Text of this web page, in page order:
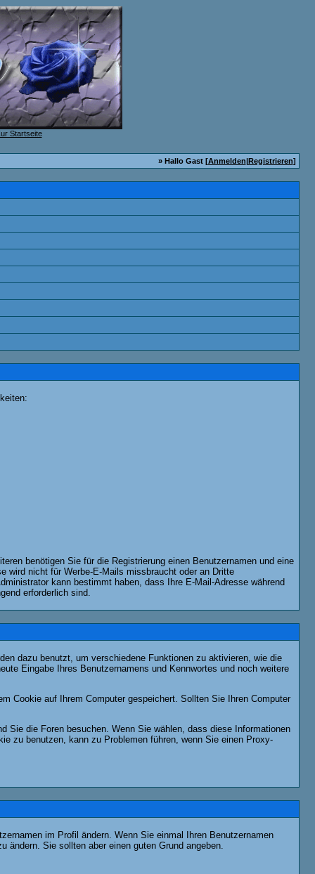
» Hallo Gast [Anmelden|Registrieren]
benötigen Sie für die Registrierung einen Benutzernamen und eine
wird nicht für Werbe-E-Mails missbraucht oder an Dritte
kann bestimmt haben, dass Ihre E-Mail-Adresse während
erforderlich sind.
dazu benutzt, um verschiedene Funktionen zu aktivieren, wie die
Eingabe Ihres Benutzernamens und Kennwortes und noch weitere
Cookie auf Ihrem Computer gespeichert. Sollten Sie Ihren Computer
Sie die Foren besuchen. Wenn Sie wählen, dass diese Informationen
zu benutzen, kann zu Problemen führen, wenn Sie einen Proxy-
im Profil ändern. Wenn Sie einmal Ihren Benutzernamen
ändern. Sie sollten aber einen guten Grund angeben.